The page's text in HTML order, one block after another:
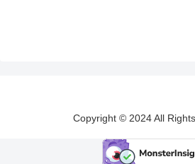
Copyright © 2024 All